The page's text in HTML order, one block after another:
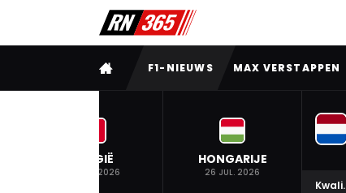
VOLLEDIG MENU
F1-NIEUWS MAX VERSTAPPEN
BELGIË
19 JUL. 2026
HONGARIJE
26 JUL. 2026
Kwali.